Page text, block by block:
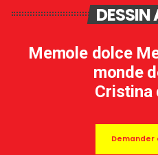
DESSIN
Memole dolce
monde
Cristina
Demander